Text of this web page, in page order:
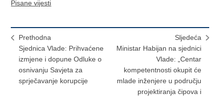
Pisane vijesti
Prethodna
Sjednica Vlade: Prihvaćene
izmjene i dopune Odluke o
osnivanju Savjeta za
sprječavanje korupcije
Sljedeća
Ministar Habijan na sjednici
Vlade: „Centar
kompetentnosti okupit će
mlade inženjere u području
projektiranja čipova i